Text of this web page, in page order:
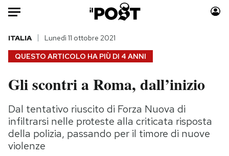
HOME
Italia
Politica
Tecnologia
Internet
Moda
Consumismi
Storie/Idee
QUESTO ARTICOLO HA PIÙ DI 4 ANNI
ITALIA Lunedì 11 ottobre 2021
Gli scontri a Roma, dall’inizio
Dal tentativo riuscito di Forza Nuova di
infiltrarsi nelle proteste alla criticata risposta
della polizia, passando per il timore di nuove
violenze